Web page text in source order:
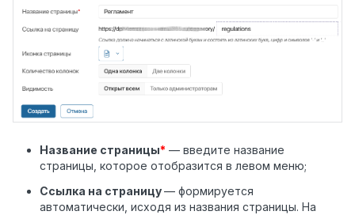
Название страницы* — введите название
страницы, которое отобразится в левом меню;
Ссылка на страницу— формируется
автоматически, исходя из названия страницы. На